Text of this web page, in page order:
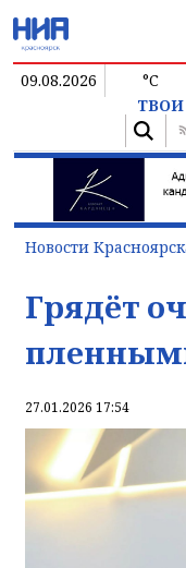
09.08.2026 °C
Новости
Грядёт
27.01.2026 17:54